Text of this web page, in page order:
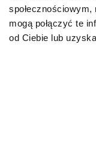
mogą połączyć te
od Ciebie lub
PRZECZYTAJ